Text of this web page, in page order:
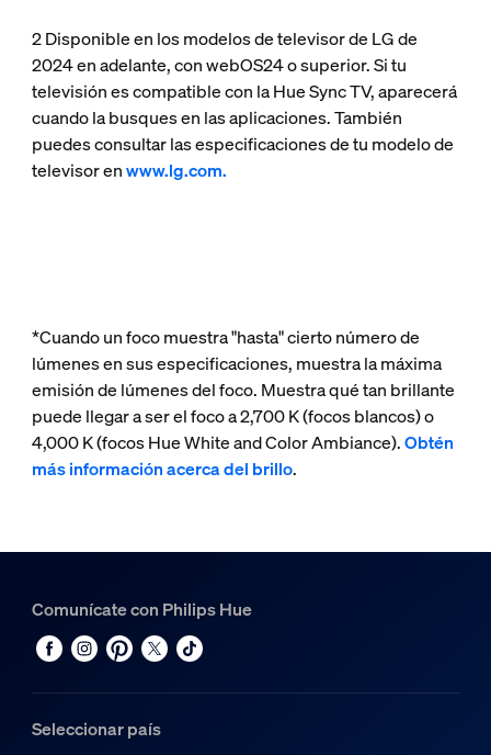
2 Disponible en los modelos de televisor de LG de
2024 en adelante, con webOS24 o superior. Si tu
televisión es compatible con la Hue Sync TV, aparecerá
cuando la busques en las aplicaciones. También
puedes consultar las especificaciones de tu modelo de
televisor enwww.lg.com.
*Cuando un foco muestra "hasta" cierto número de
lúmenes en sus especificaciones, muestra la máxima
emisión de lúmenes del foco. Muestra qué tan brillante
puede llegar a ser el foco a 2,700 K (focos blancos) o
4,000 K (focos Hue White and Color Ambiance).Obtén
más información acerca del brillo.
Comunícate con Philips Hue
Seleccionar país